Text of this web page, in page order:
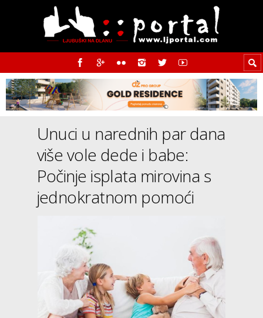
Unuci u narednih par dana
više vole dede i babe:
Počinje isplata mirovina s
jednokratnom pomoći